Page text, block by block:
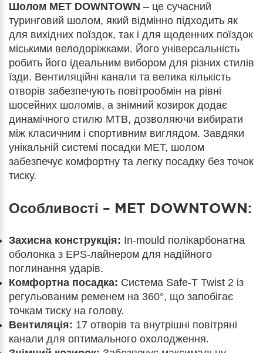
Шолом MET DOWNTOWN – це сучасний
туринговий шолом, який відмінно підходить як
для вихідних поїздок, так і для щоденних поїздок
міськими велодоріжками. Його універсальність
робить його ідеальним вибором для різних стилів
їзди. Вентиляційні канали та велика кількість
отворів забезпечують повітрообмін на рівні
шосейних шоломів, а знімний козирок додає
динамічного стилю MTB, дозволяючи вибирати
між класичним і спортивним виглядом. Завдяки
унікальній системі посадки MET, шолом
забезпечує комфортну та легку посадку без точок
тиску.
Особливості – MET DOWNTOWN:
Захисна конструкція: In-mould полікарбонатна
оболонка з EPS-лайнером для надійного
поглинання ударів.
Комфортна посадка: Система Safe-T Twist 2 із
регульованим ременем на 360°, що запобігає
точкам тиску на голову.
Вентиляція: 17 отворів та внутрішні повітряні
канали для оптимального охолодження.